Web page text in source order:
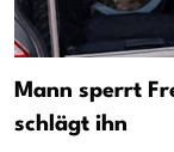
Mann sperrt
schlägt ihn